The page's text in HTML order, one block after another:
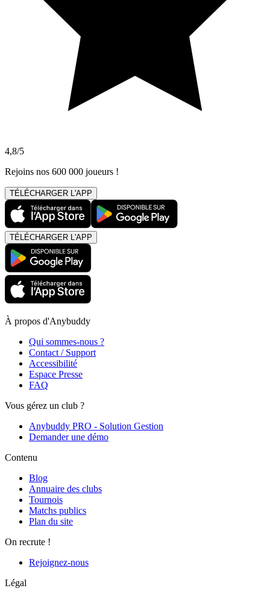
4,8/5
Rejoins nos 600 000 joueurs !
TÉLÉCHARGER L'APP
TÉLÉCHARGER L'APP
À propos d'Anybuddy
Qui sommes-nous ?
Contact / Support
Accessibilité
Espace Presse
FAQ
Vous gérez un club ?
Anybuddy PRO - Solution Gestion
Demander une démo
Contenu
Blog
Annuaire des clubs
Tournois
Matchs publics
Plan du site
On recrute !
Rejoignez-nous
Légal